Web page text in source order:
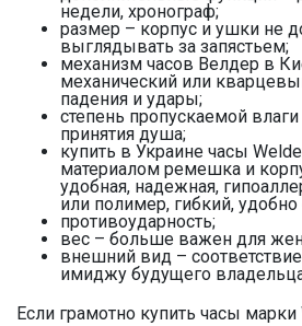
недели, хронограф;
размер – корпус и ушки не
выглядывать за запястьем;
механизм часов Велдер в
механический или
падения и удары;
степень пропускаемой
принятия душа;
купить в Украине часы
материалом ремешка и
удобная, надежная,
или полимер, гибкий,
противоударность;
вес – больше важен для
внешний вид –
имиджу будущего
Если грамотно купить часы